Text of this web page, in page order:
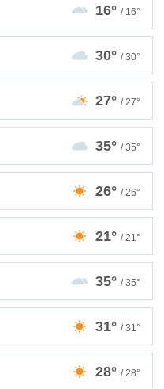
16° / 16°
30° / 30°
27° / 27°
35° / 35°
26° / 26°
21° / 21°
35° / 35°
31° / 31°
28° / 28°